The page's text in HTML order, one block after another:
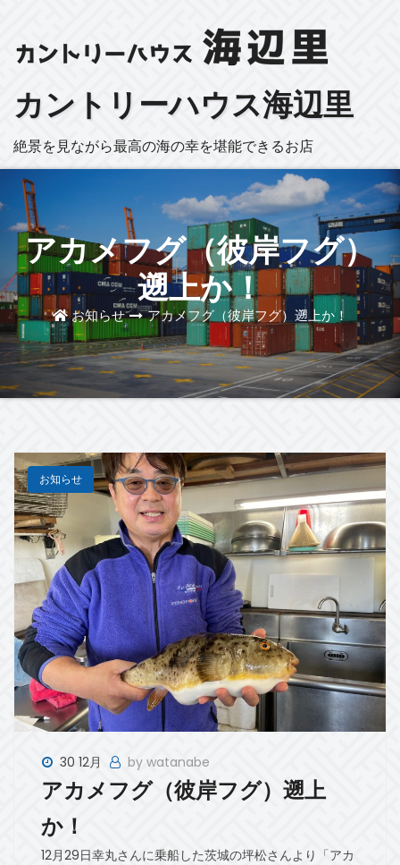
カントリーハウス海辺里
絶景を見ながら最高の海の幸を堪能できるお店
アカメフグ（彼岸フグ）
遡上か！
お知らせ アカメフグ（彼岸フグ）遡上か！
お知らせ
30 12月 by watanabe
アカメフグ（彼岸フグ）遡上
か！
12月29日幸丸さんに乗船した茨城の坪松さんより「アカ